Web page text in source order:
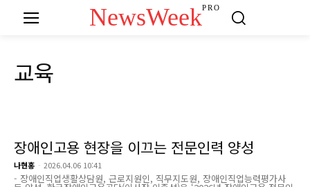
NewsWeekPRO
교육
장애인고용 현장을 이끄는 전문인력 양성
나현홍 - 2026.04.06 10:41
- 장애인직업생활상담원, 근로지원인, 직무지도원, 장애인직업능력평가사